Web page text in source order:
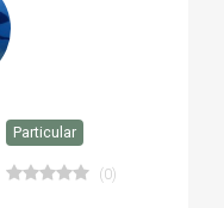
Particular
(0)